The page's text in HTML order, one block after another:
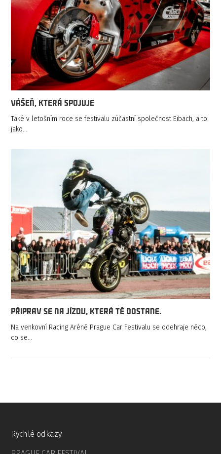
VÁŠEŇ, KTERÁ SPOJUJE
Také v letošním roce se festivalu zúčastní společnost Eibach, a to
jako…
Připrav se na jízdu, která tě dostane.
Na venkovní Racing Aréně Prague Car Festivalu se odehraje něco,
co se…
Rychlé odkazy